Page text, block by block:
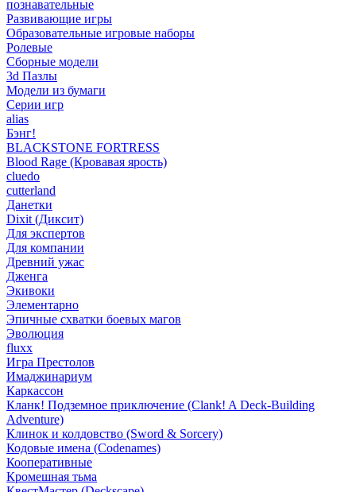
познавательные
Развивающие игры
Образовательные игровые наборы
Ролевые
Сборные модели
3d Пазлы
Модели из бумаги
Серии игр
alias
Бэнг!
BLACKSTONE FORTRESS
Blood Rage (Кровавая ярость)
cluedo
cutterland
Данетки
Dixit (Диксит)
Для экспертов
Для компании
Древний ужас
Дженга
Экивоки
Элементарно
Эпичные схватки боевых магов
Эволюция
fluxx
Игра Престолов
Имаджинариум
Каркассон
Кланк! Подземное приключение (Clank! A Deck-Building
Adventure)
Клинок и колдовство (Sword & Sorcery)
Кодовые имена (Codenames)
Кооперативные
Кромешная тьма